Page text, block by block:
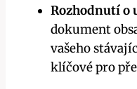
Rozhodnutí o
dokument
vašeho
klíčové pro